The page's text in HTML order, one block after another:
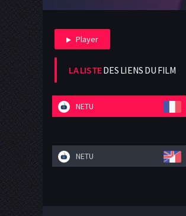
Player
LA LISTEDES LIENS DU FILM
NETU
NETU